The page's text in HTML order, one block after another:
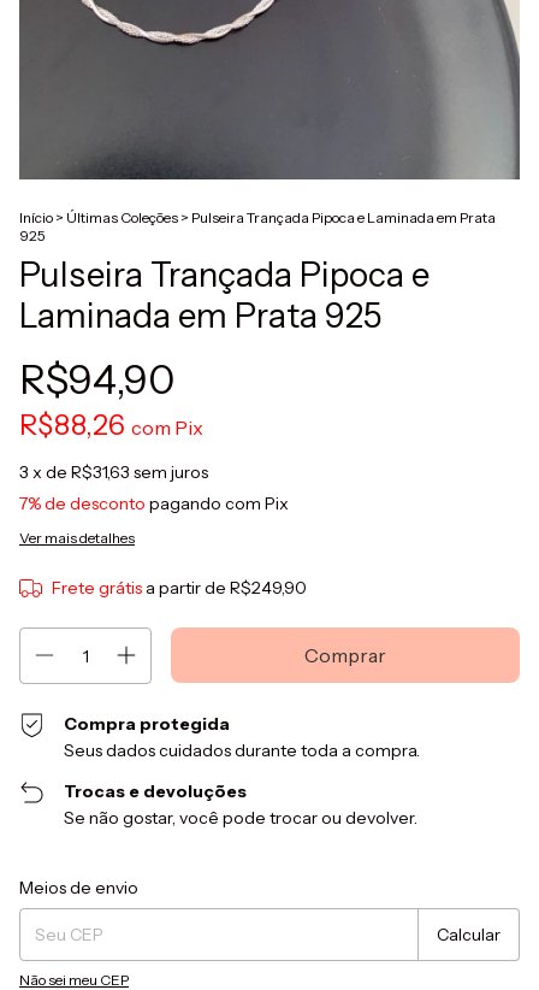
Início > Últimas Coleções > Pulseira Trançada Pipoca e Laminada em Prata
925
Pulseira Trançada Pipoca e
Laminada em Prata 925
R$94,90
R$88,26 com Pix
3 x de R$31,63 sem juros
7% de desconto pagando com Pix
Ver mais detalhes
Frete grátis a partir de R$249,90
Compra protegida
Seus dados cuidados durante toda a compra.
Trocas e devoluções
Se não gostar, você pode trocar ou devolver.
Entregas para o CEP:
Meios de envio
Calcular
Não sei meu CEP